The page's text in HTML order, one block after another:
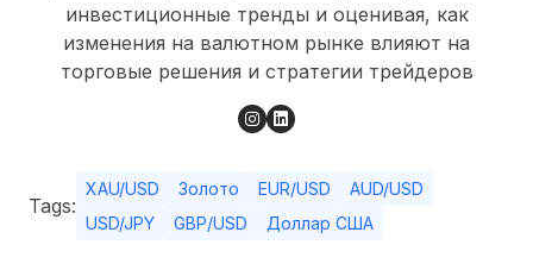
инвестиционные тренды и оценивая, как
изменения на валютном рынке влияют на
торговые решения и стратегии трейдеров
Tags:
XAU/USD Золото EUR/USD
AUD/USD
USD/JPY
GBP/USD Доллар США